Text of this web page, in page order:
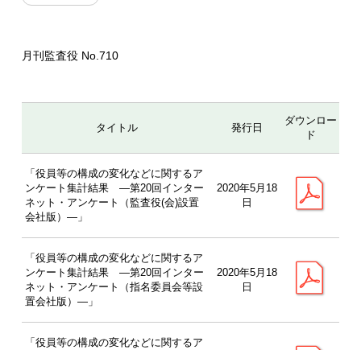
月刊監査役 No.710
タイトル 発行日
ダウンロー
ド
「役員等の構成の変化などに関するア
ンケート集計結果 ―第20回インター
ネット・アンケート（監査役(会)設置
会社版）―」
2020年5月18
日
「役員等の構成の変化などに関するア
ンケート集計結果 ―第20回インター
ネット・アンケート（指名委員会等設
置会社版）―」
2020年5月18
日
「役員等の構成の変化などに関するア